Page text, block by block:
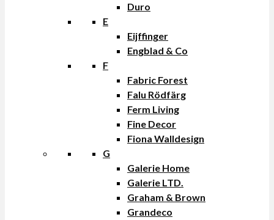
Duro
E
Eijffinger
Engblad & Co
F
Fabric Forest
Falu Rödfärg
Ferm Living
Fine Decor
Fiona Walldesign
G
Galerie Home
Galerie LTD.
Graham & Brown
Grandeco